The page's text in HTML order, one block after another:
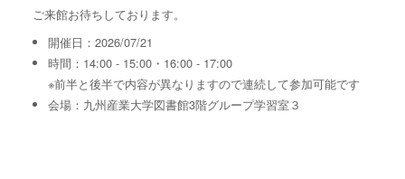
ご来館お待ちしております。
開催日：2026/07/21
時間：14:00 - 15:00・16:00 - 17:00
※前半と後半で内容が異なりますので連続して参加可能です
会場：九州産業大学図書館3階グループ学習室３